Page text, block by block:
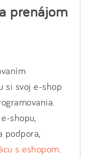
prenájom
si svoj e-shop
shopu,
podpora,
s eshopom.